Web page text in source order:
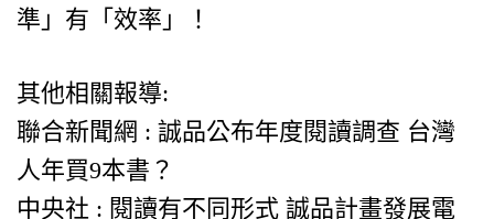
準」有「效率」！
其他相關報導:
聯合新聞網 : 誠品公布年度閱讀調查 台灣
人年買9本書？
中央社 : 閱讀有不同形式 誠品計畫發展電